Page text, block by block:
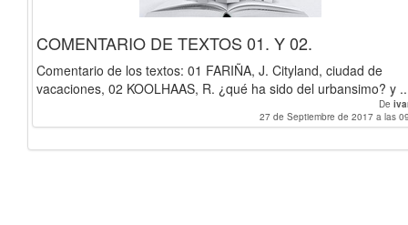
COMENTARIO DE TEXTOS 01. Y 02.
Comentario de los textos: 01 FARIÑA, J. Cityland, ciudad de
vacaciones, 02 KOOLHAAS, R. ¿qué ha sido del urbansimo? y
De
27 de Septiembre de 2017 a las